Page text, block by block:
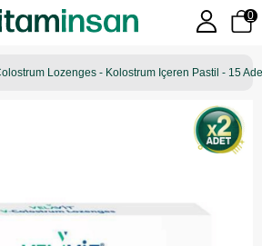
0
Lozenges - Kolostrum Içeren Pastil - 15